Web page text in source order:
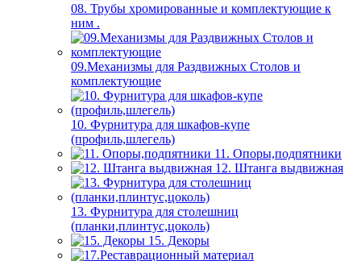
08. Трубы хромированные и комплектующие к
ним .
09.Механизмы для Раздвижных Столов и
комплектующие
10. Фурнитура для шкафов-купе
(профиль,шлегель)
11. Опоры,подпятники
12. Штанга выдвижная
13. Фурнитура для столешниц
(планки,плинтус,цоколь)
15. Декоры